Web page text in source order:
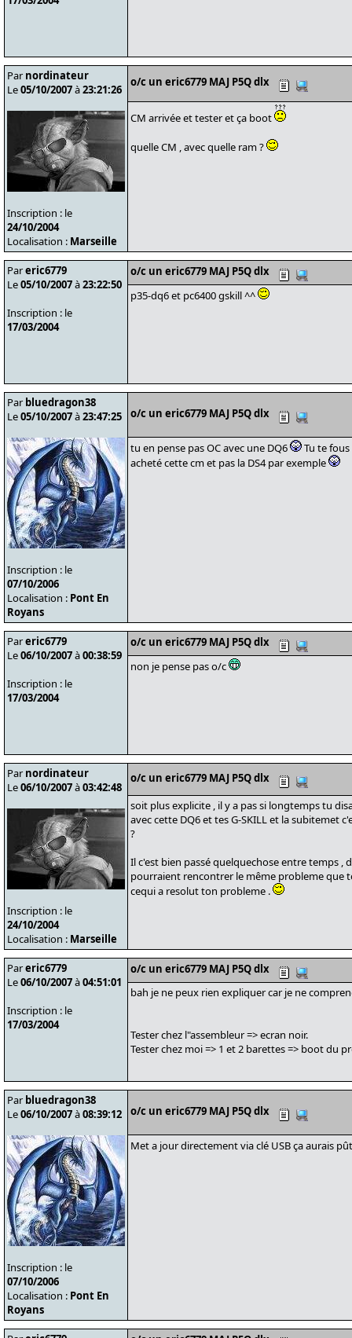
Par nordinateur
Le05/10/2007à23:21:26
Inscription : le
24/10/2004
Localisation : Marseille
o/c un eric6779 MAJ P5Q dlx
CM arrivée et tester et ça boot
quelle CM , avec quelle ram ?
Pareric6779
Le05/10/2007à23:22:50
Inscription : le
17/03/2004
o/c un eric6779 MAJ P5Q dlx
p35-dq6 et pc6400 gskill ^^
Par bluedragon38
Le05/10/2007à23:47:25
Inscription : le
07/10/2006
Localisation : Pont En
Royans
o/c un eric6779 MAJ P5Q dlx
tu en pense pas OC avec une DQ6
Tu te
acheté cette cm et pas la DS4 par exemple
Pareric6779
Le06/10/2007à00:38:59
Inscription : le
17/03/2004
o/c un eric6779 MAJ P5Q dlx
non je pense pas o/c
Par nordinateur
Le06/10/2007à03:42:48
Inscription : le
24/10/2004
Localisation : Marseille
o/c un eric6779 MAJ P5Q dlx
soit plus explicite , il y a pas si longtemps tu
avec cette DQ6 et tes G-SKILL et la subitemet
?
Il c'est bien passé quelquechose entre temps ,
pourraient rencontrer le même probleme que
cequi a resolut ton probleme .
Pareric6779
Le06/10/2007à04:51:01
Inscription : le
17/03/2004
o/c un eric6779 MAJ P5Q dlx
bah je ne peux rien expliquer car je ne
Tester chez l"assembleur => ecran noir.
Tester chez moi => 1 et 2 barettes => boot du
Par bluedragon38
Le06/10/2007à08:39:12
Inscription : le
07/10/2006
Localisation : Pont En
Royans
o/c un eric6779 MAJ P5Q dlx
Met a jour directement via clé USB ça aurais